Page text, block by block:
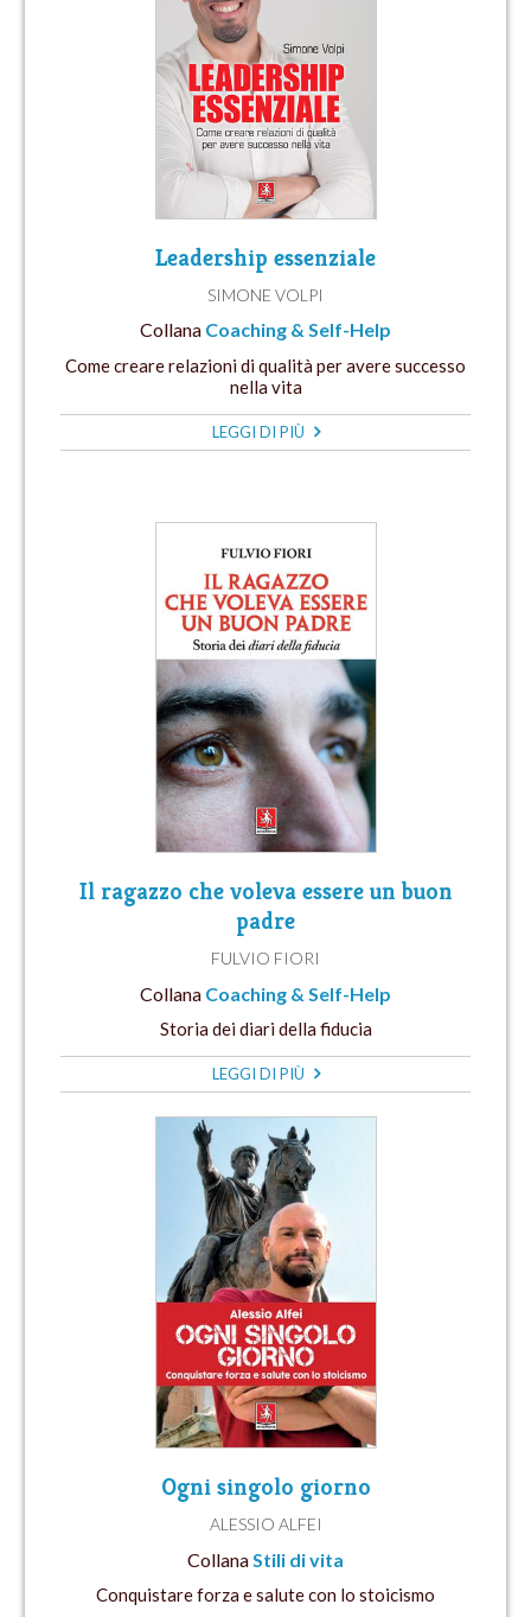
Leadership essenziale
SIMONE VOLPI
Collana Coaching & Self-Help
Come creare relazioni di qualità per avere successo
nella vita
LEGGI DI PIÙ
Il ragazzo che voleva essere un buon
padre
FULVIO FIORI
Collana Coaching & Self-Help
Storia dei diari della fiducia
LEGGI DI PIÙ
Ogni singolo giorno
ALESSIO ALFEI
Collana Stili di vita
Conquistare forza e salute con lo stoicismo